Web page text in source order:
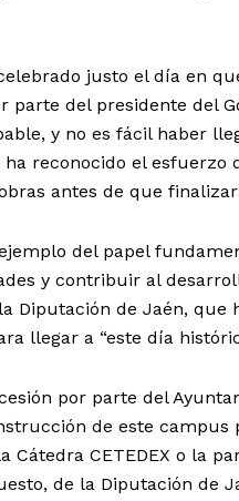
justo el día en
del presidente del
y no es fácil haber
ha reconocido el
antes de que
del papel
y contribuir al
Diputación de Jaén, que
llegar a “este día
por parte del
de este
Cátedra CETEDEX o la
de la Diputación de